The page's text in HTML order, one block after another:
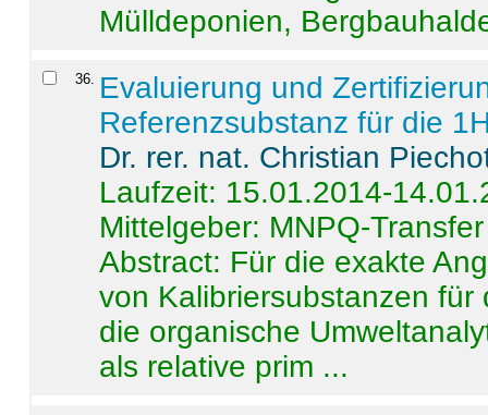
Mülldeponien,
36. Evaluierung und
Referenzsubstanz für die
Dr. rer. nat. Christian
Laufzeit: 15.01.2014-
Mittelgeber: MNPQ-Transfer
Abstract: Für die exakte
von Kalibriersubstanzen
die organische
als relative prim ...